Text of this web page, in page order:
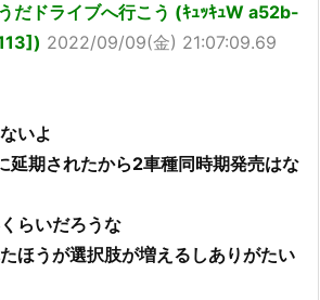
だドライブへ行こう (ｷｭｯｷｭW a52b-
2022/09/09(金) 21:07:09.69
いよ
延期されたから2車種同時期発売はな
らいだろうな
ほうが選択肢が増えるしありがたい